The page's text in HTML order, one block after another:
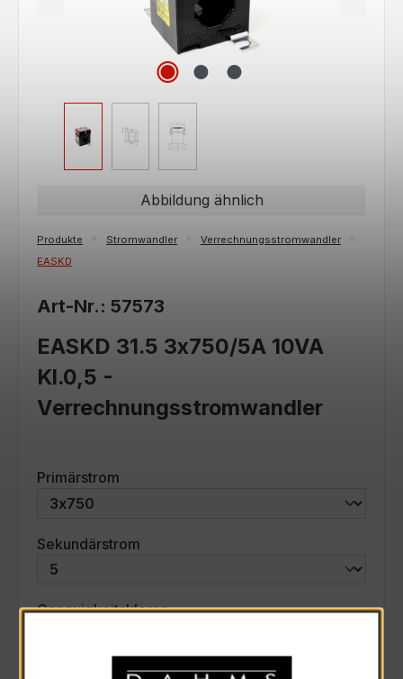
Abbildung ähnlich
Produkte Stromwandler
Verrechnungsstromwandler
EASKD
Art-Nr.: 57573
EASKD 31.5 3x750/5A 10VA
Kl.0,5 -
Verrechnungsstromwandler
Primärstrom
Sekundärstrom
Genauigkeitsklasseauswählen
auswählen